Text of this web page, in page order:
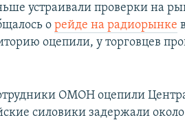
устраивали проверки на
орейде на радиорынке
оцепили, у торговцев
ОМОН оцепили
силовики задержали